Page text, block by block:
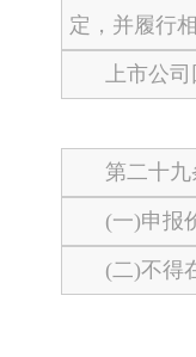
定，并履行
上市公司
第二十九
(一)申报价
(二)不得在